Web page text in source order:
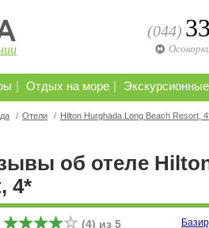
(044)
Отдых на море
/ Отели / Hilton Hurghada Long Beach Resort,
об отеле
4*
(4) из 5